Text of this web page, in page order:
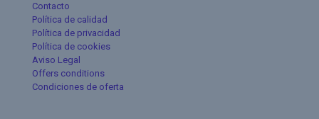
Contacto
Política de calidad
Política de privacidad
Política de cookies
Aviso Legal
Offers conditions
Condiciones de oferta